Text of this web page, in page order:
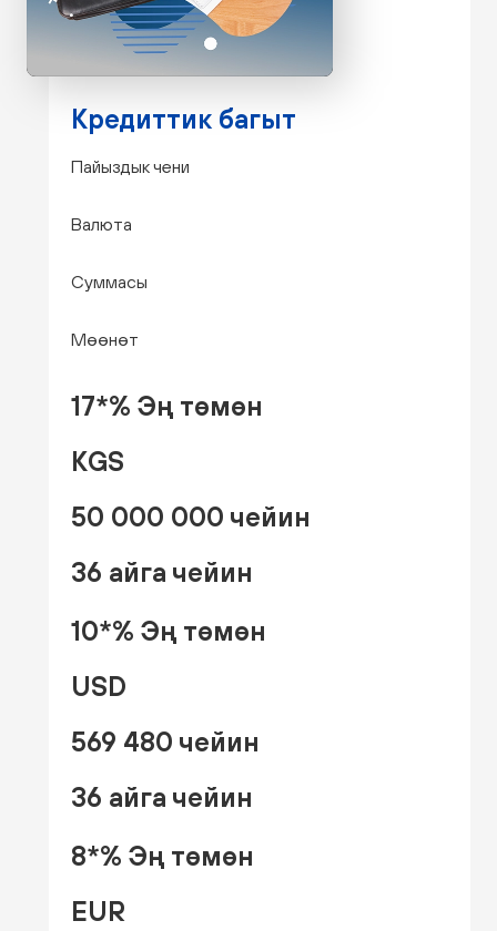
Кредиттик багыт
Пайыздык чени
Валюта
Суммасы
Мөөнөт
17*% Эң төмөн
KGS
50 000 000 чейин
36 айга чейин
10*% Эң төмөн
USD
569 480 чейин
36 айга чейин
8*% Эң төмөн
EUR